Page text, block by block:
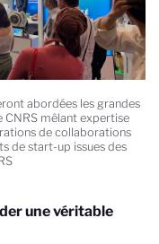
abordées les grandes
CNRS mêlant expertise
de collaborations
de start-up issues des
une véritable